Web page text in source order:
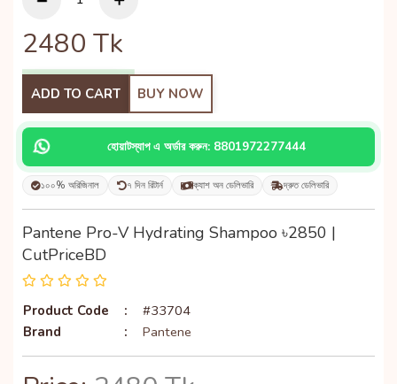
2480 Tk
ADD TO CART BUY NOW
হোয়াটস্যাপ এ অর্ডার করুন: 8801972277444
১০০% অরিজিনাল ৭ দিন রিটার্ন ক্যাশ অন ডেলিভারি দ্রুত ডেলিভারি
Pantene Pro-V Hydrating Shampoo ৳2850 |
CutPriceBD
Product Code :
#33704
Brand
: Pantene